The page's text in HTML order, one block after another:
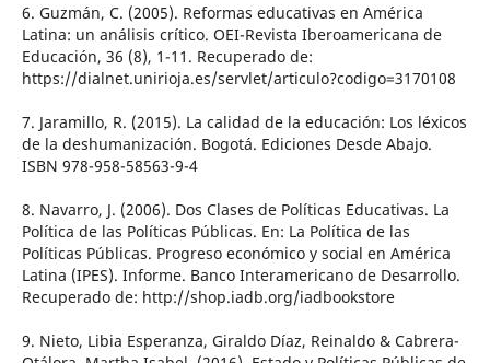
6. Guzmán, C. (2005). Reformas educativas en América
Latina: un análisis crítico. OEI-Revista Iberoamericana de
Educación, 36 (8), 1-11. Recuperado de:
https://dialnet.unirioja.es/servlet/articulo?codigo=3170108
7. Jaramillo, R. (2015). La calidad de la educación: Los léxicos
de la deshumanización. Bogotá. Ediciones Desde Abajo.
ISBN 978-958-58563-9-4
8. Navarro, J. (2006). Dos Clases de Políticas Educativas. La
Política de las Políticas Públicas. En: La Política de las
Políticas Públicas. Progreso económico y social en América
Latina (IPES). Informe. Banco Interamericano de Desarrollo.
Recuperado de: http://shop.iadb.org/iadbookstore
9. Nieto, Libia Esperanza, Giraldo Díaz, Reinaldo & Cabrera-